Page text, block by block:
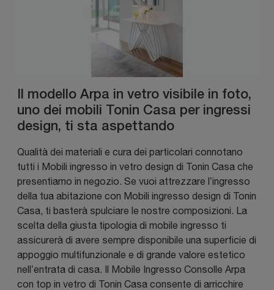
Il modello Arpa in vetro visibile in foto,
uno dei mobili Tonin Casa per ingressi
design, ti sta aspettando
Qualità dei materiali e cura dei particolari connotano
tutti i Mobili ingresso in vetro design di Tonin Casa che
presentiamo in negozio. Se vuoi attrezzare l’ingresso
della tua abitazione con Mobili ingresso design di Tonin
Casa, ti basterà spulciare le nostre composizioni. La
scelta della giusta tipologia di mobile ingresso ti
assicurerà di avere sempre disponibile una superficie di
appoggio multifunzionale e di grande valore estetico
nell’entrata di casa. Il Mobile Ingresso Consolle Arpa
con top in vetro di Tonin Casa consente di arricchire